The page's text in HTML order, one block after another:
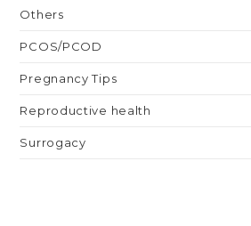
Others
PCOS/PCOD
Pregnancy Tips
Reproductive health
Surrogacy